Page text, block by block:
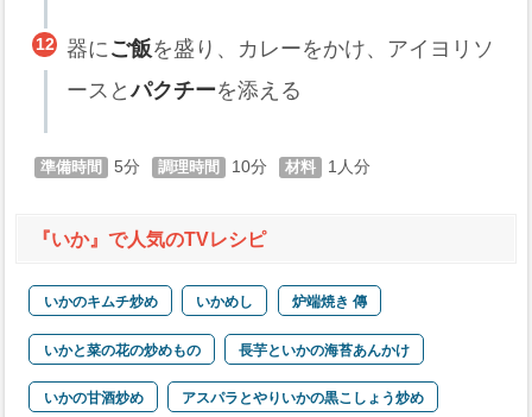
器に ご飯を盛り、カレーをかけ、アイヨリソ
ースとパクチーを添える
5 10 1
『いか』で人気のTVレシピ
いかのキムチ炒め いかめし 炉端焼き 傳
いかと菜の花の炒めもの 長芋といかの海苔あんかけ
いかの甘酒炒め アスパラとやりいかの黒こしょう炒め